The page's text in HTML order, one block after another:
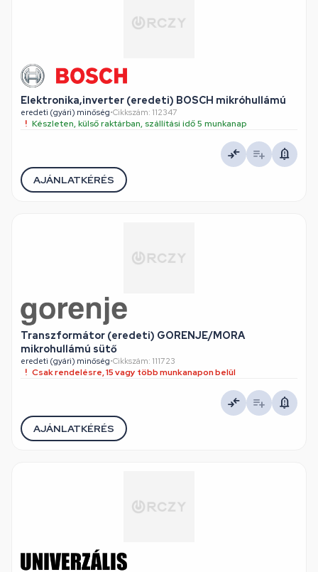
Elektronika,inverter (eredeti) BOSCH mikróhullámú
eredeti (gyári) minőség•Cikkszám: 112347
Készleten, külső raktárban, szállítási idő 5 munkanap
AJÁNLATKÉRÉS
Transzformátor (eredeti) GORENJE/MORA
mikrohullámú sütő
eredeti (gyári) minőség•Cikkszám: 111723
Csak rendelésre, 15 vagy több munkanapon belül
AJÁNLATKÉRÉS